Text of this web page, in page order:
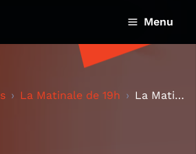
Menu
La Matinale de 19h La Matinale - Agriculture Paysanne et les années 8...